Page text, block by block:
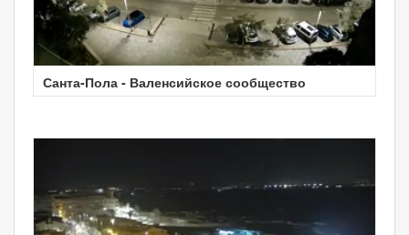
Санта-Пола - Валенсийское сообщество